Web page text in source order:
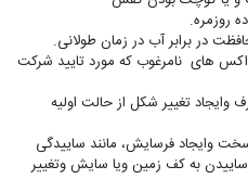
روزمره.
در برابر آب در زمان طولانی.
های نامرغوب که مورد تایید شرکت
وایجاد تغییر شکل از حالت اولیه
وایجاد فرسایش، مانند ساییدگی
به کف زمین ویا سایش وتغییر